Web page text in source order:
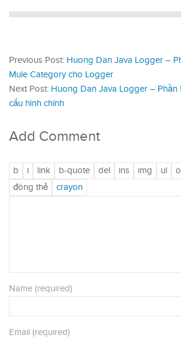
Previous Post: Huong Dan Java Logger –
Mule Category cho Logger
Next Post: Huong Dan Java Logger –
cấu hình chính
Add Comment
Name (required)
Email (required)